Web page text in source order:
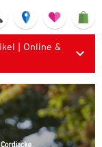
| Online &